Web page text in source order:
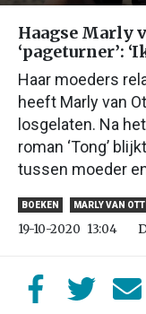
Haagse Marly
‘pageturner’:
Haar moeders
heeft Marly van
losgelaten. Na
roman ‘Tong’
tussen moeder
BOEKEN MARLY VAN
19-10-2020 13:04